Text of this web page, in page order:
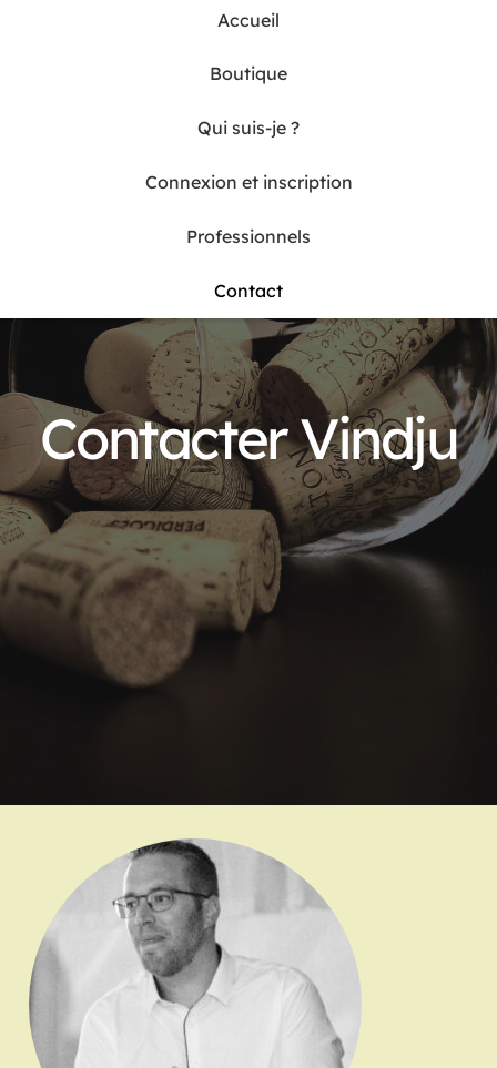
Accueil
Boutique
Qui suis-je ?
Connexion et inscription
Professionnels
Contact
Contacter Vindju